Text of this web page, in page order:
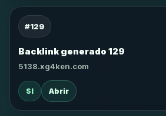
#129
Backlink generado 129
5138.xg4ken.com
SI Abrir